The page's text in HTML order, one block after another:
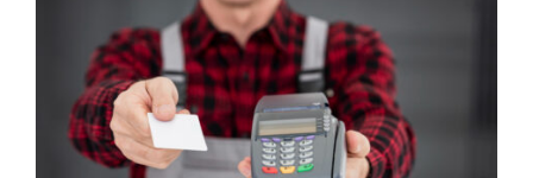
o
k
e
r
e
+
d
I
n
r
e
s